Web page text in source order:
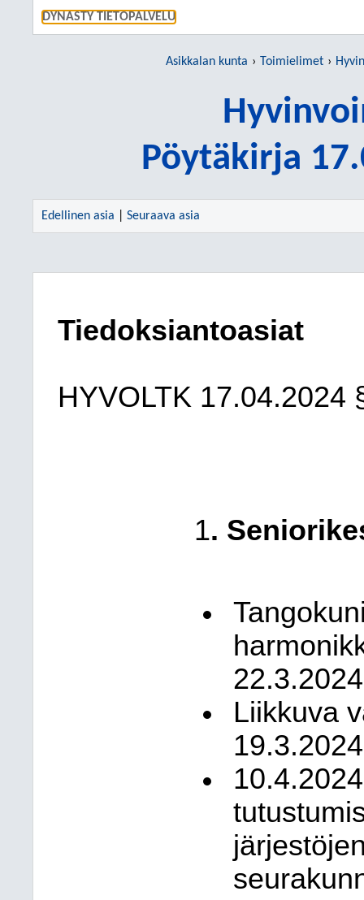
DYNASTY TIETOPALVELU
Asikkalan kunta Toimielimet
Pöytäkirja
Edellinen asia Seuraava asia
Tiedoksiantoasiat
HYVOLTK 17.04.2024
1.
22.3.2024
Liikkuva
19.3.2024